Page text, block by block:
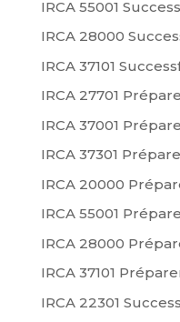
IRCA 55001
IRCA 28000
IRCA 37101
IRCA 27701
IRCA 37001
IRCA 37301
IRCA 20000
IRCA 55001
IRCA 28000
IRCA 37101
IRCA 22301